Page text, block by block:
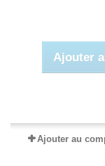
Ajouter
Ajouter au